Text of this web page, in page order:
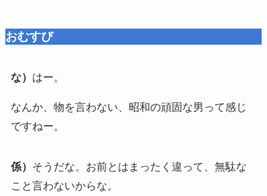
おむすび
な） はー。
なんか、物を言わない、昭和の頑固な男って感じ
ですねー。
係） そうだな。お前とはまったく違って、無駄な
こと言わないからな。